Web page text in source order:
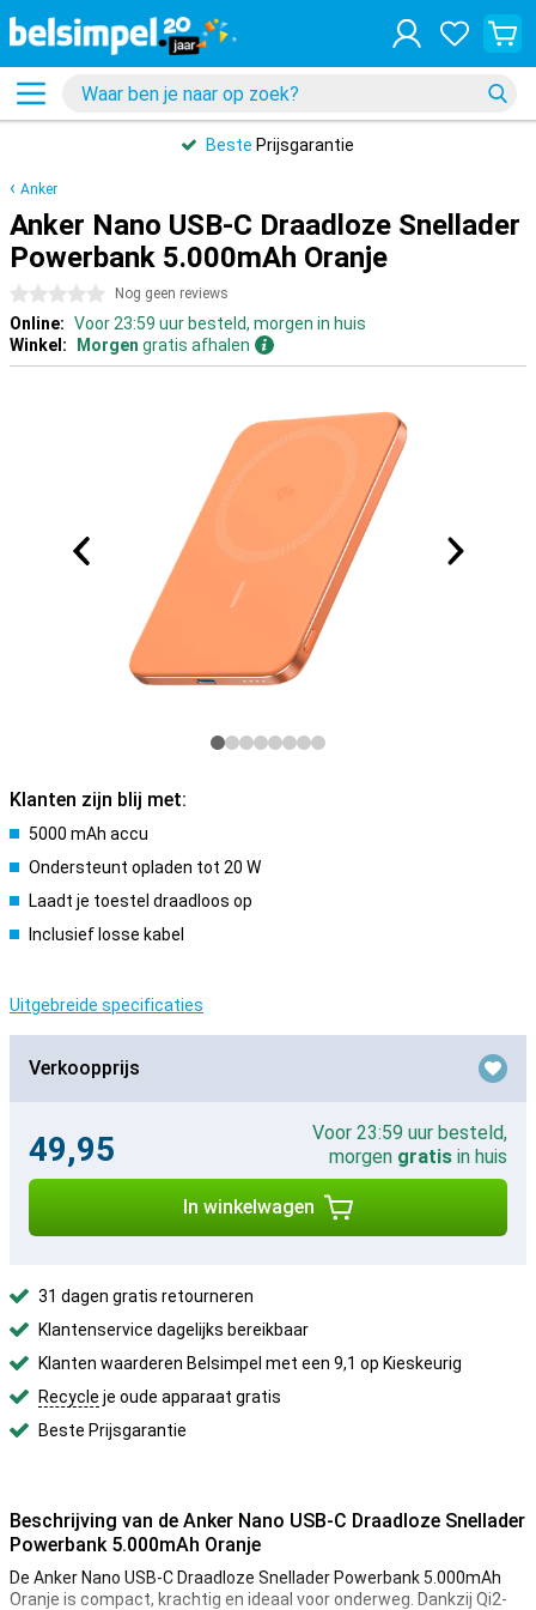
Beste Prijsgarantie
Anker
Anker Nano USB-C Draadloze Snellader
Powerbank 5.000mAh Oranje
0 sterren Nog geen reviews
Online: Voor 23:59 uur besteld, morgen in huis
Winkel:
Morgen gratis afhalen
Klanten zijn blij met:
5000 mAh accu
Ondersteunt opladen tot 20 W
Laadt je toestel draadloos op
Inclusief losse kabel
Uitgebreide specificaties
Verkoopprijs
49,95
Voor 23:59 uur besteld,
morgen gratis in huis
In winkelwagen
31 dagen gratis retourneren
Klantenservice dagelijks bereikbaar
Klanten waarderen Belsimpel met een 9,1 op Kieskeurig
Recycle je oude apparaat gratis
Beste Prijsgarantie
Beschrijving van de Anker Nano USB-C Draadloze Snellader
Powerbank 5.000mAh Oranje
De Anker Nano USB-C Draadloze Snellader Powerbank 5.000mAh
Oranje is compact, krachtig en ideaal voor onderweg. Dankzij Qi2-